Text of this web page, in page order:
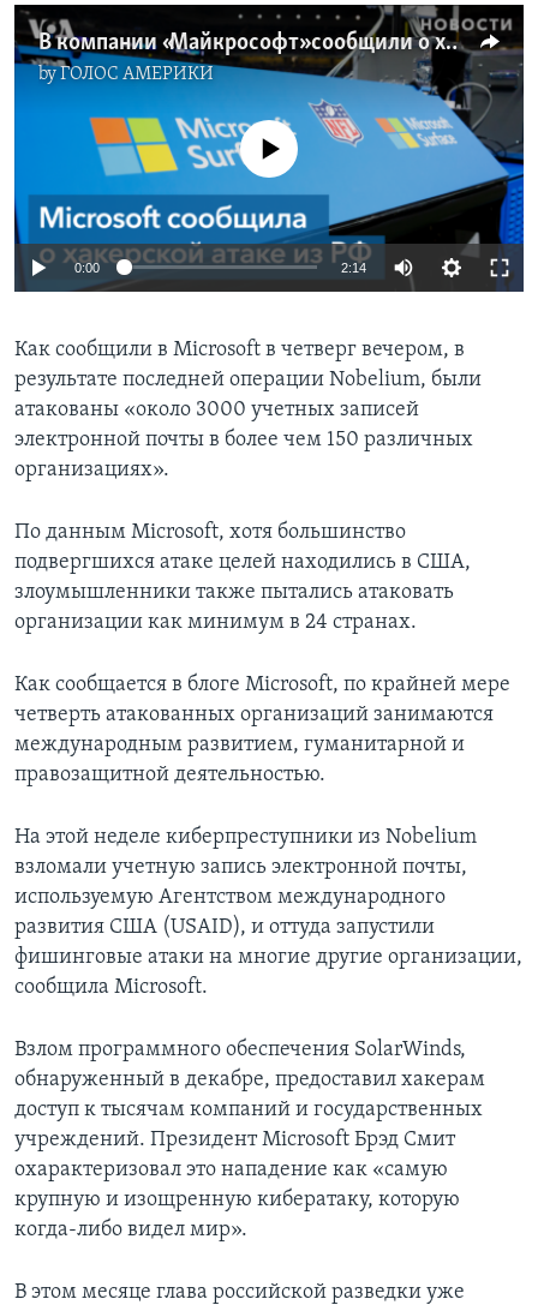
В компании «Майкрософт» сообщили о хакерской атаке на USAID
byГОЛОС АМЕРИКИ
No media source currently available
0:00 2:14
Как сообщили в Microsoft в четверг вечером, в
результате последней операции Nobelium, были
атакованы «около 3000 учетных записей
электронной почты в более чем 150 различных
организациях».
По данным Microsoft, хотя большинство
подвергшихся атаке целей находились в США,
злоумышленники также пытались атаковать
организации как минимум в 24 странах.
Как сообщается в блоге Microsoft, по крайней мере
четверть атакованных организаций занимаются
международным развитием, гуманитарной и
правозащитной деятельностью.
На этой неделе киберпреступники из Nobelium
взломали учетную запись электронной почты,
используемую Агентством международного
развития США (USAID), и оттуда запустили
фишинговые атаки на многие другие организации,
сообщила Microsoft.
Взлом программного обеспечения SolarWinds,
обнаруженный в декабре, предоставил хакерам
доступ к тысячам компаний и государственных
учреждений. Президент Microsoft Брэд Смит
охарактеризовал это нападение как «самую
крупную и изощренную кибератаку, которую
когда-либо видел мир».
В этом месяце глава российской разведки уже